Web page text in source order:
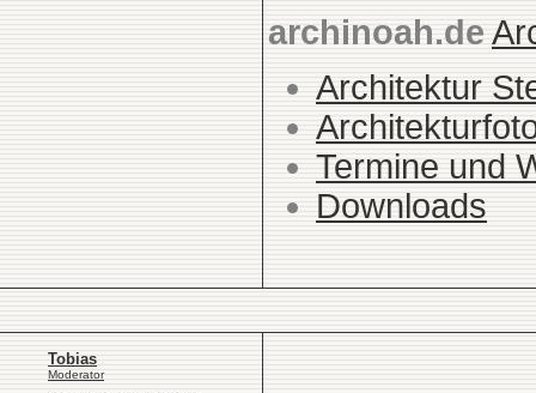
archinoah.de
Architektur
Termine und
Downloads
Tobias
Moderator